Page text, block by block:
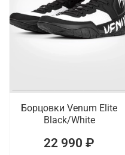
Борцовки Venum Elite
Black/White
22 990 ₽